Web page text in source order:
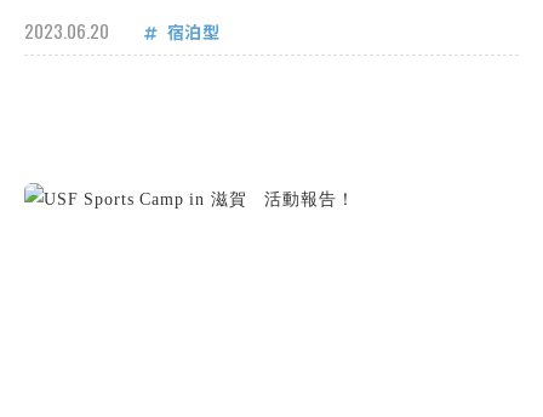
2023.06.20 宿泊型